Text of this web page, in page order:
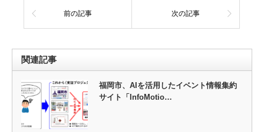
前の記事 次の記事
関連記事
福岡市、AIを活用したイベント情報集約
サイト「InfoMotio…